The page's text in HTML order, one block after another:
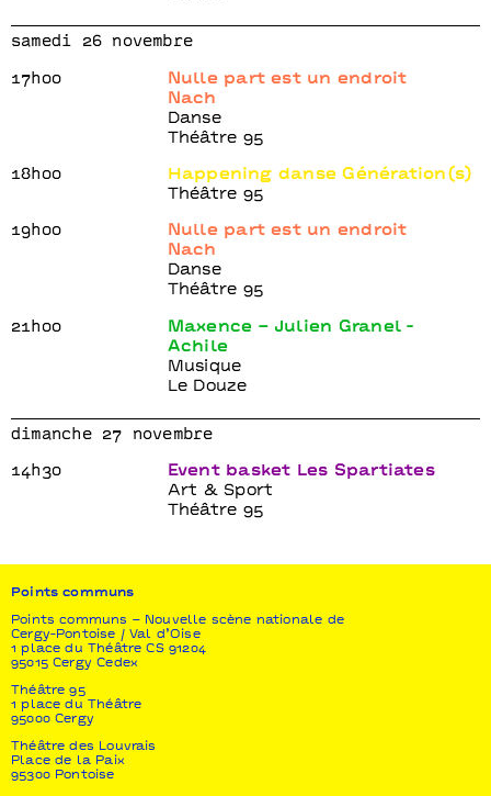
samedi 26 novembre
17h00
Nulle part est un endroit
Nach
Danse
Théâtre 95
18h00
Happening danse Génération(s)
Théâtre 95
19h00
Nulle part est un endroit
Nach
Danse
Théâtre 95
21h00
Maxence – Julien Granel -
Achile
Musique
Le Douze
dimanche 27 novembre
14h30
Event basket Les Spartiates
Art & Sport
Théâtre 95
Points communs
Points communs – Nouvelle scène nationale de
Cergy-Pontoise / Val d’Oise
1 place du Théâtre CS 91204
95015 Cergy Cedex
Théâtre 95
1 place du Théâtre
95000 Cergy
Théâtre des Louvrais
Place de la Paix
95300 Pontoise